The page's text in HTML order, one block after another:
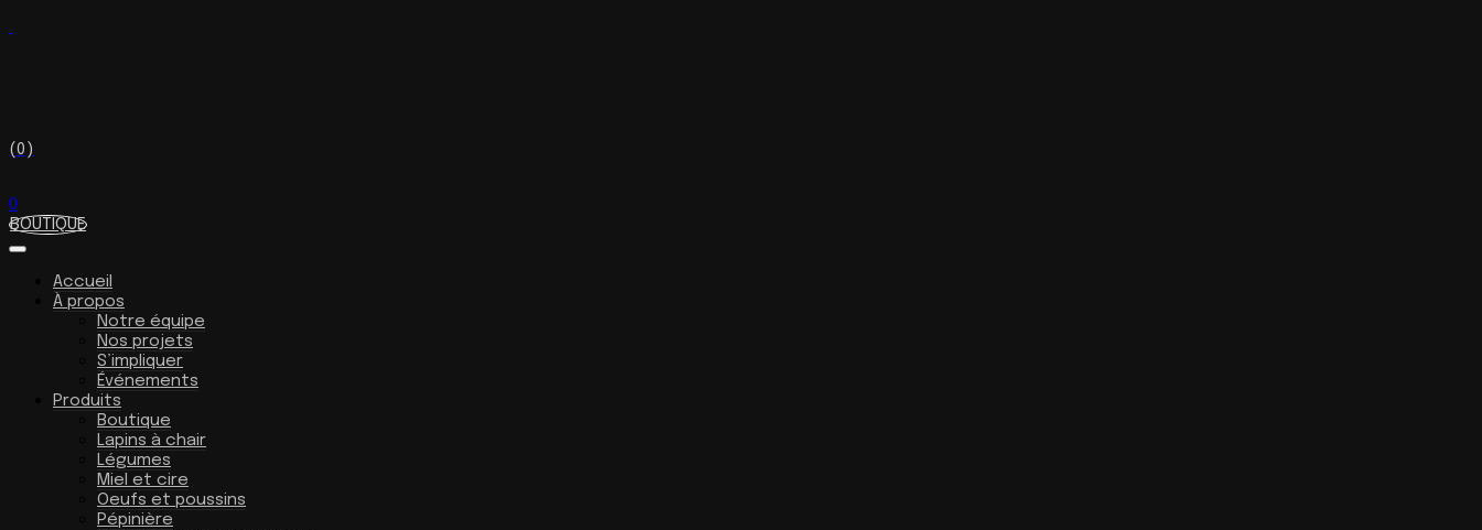
(0)
0
BOUTIQUE
Accueil
À propos
Notre équipe
Nos projets
S’impliquer
Événements
Produits
Boutique
Lapins à chair
Légumes
Miel et cire
Oeufs et poussins
Pépinière